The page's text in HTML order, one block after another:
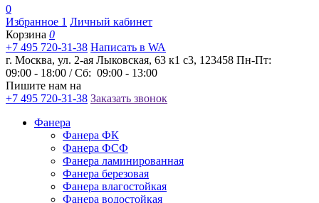
0
Избранное 1 Личный кабинет
Корзина 0
+7 495 720-31-38 Написать в WA
г. Москва, ул. 2-ая Лыковская, 63 к1 с3, 123458 Пн-Пт:
09:00 - 18:00 / Сб: 09:00 - 13:00
Пишите нам на
+7 495 720-31-38 Заказать звонок
Фанера
Фанера ФК
Фанера ФСФ
Фанера ламинированная
Фанера березовая
Фанера влагостойкая
Фанера водостойкая